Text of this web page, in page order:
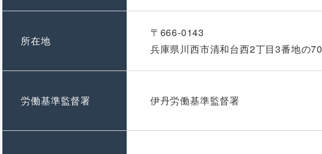
所在地
〒666-0143
兵庫県川西市清和台西2丁目3番地の70
労働基準監督署 伊丹労働基準監督署